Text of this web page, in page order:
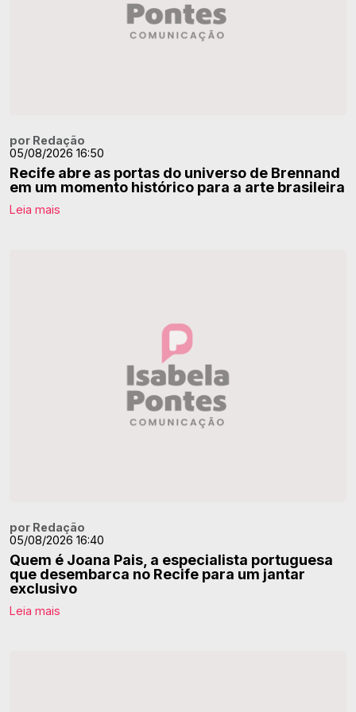
por Redação
05/08/2026 16:50
Recife abre as portas do universo de Brennand
em um momento histórico para a arte brasileira
Leia mais
por Redação
05/08/2026 16:40
Quem é Joana Pais, a especialista portuguesa
que desembarca no Recife para um jantar
exclusivo
Leia mais